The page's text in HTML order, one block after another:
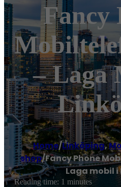
Fancy
– Laga
Home/Linköping,
shop/Fancy Phone
Laga mobil i
Reading time: 1 minutes